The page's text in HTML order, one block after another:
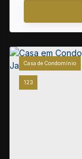
123
Casa de Condomínio